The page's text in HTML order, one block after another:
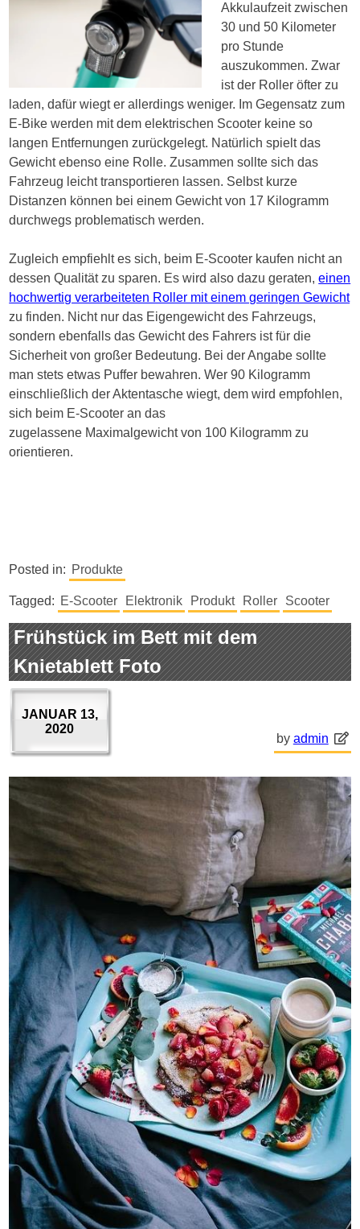
Akkulaufzeit zwischen
30 und 50 Kilometer
pro Stunde
auszukommen. Zwar
ist der Roller öfter zu
laden, dafür wiegt er allerdings weniger. Im Gegensatz zum
E-Bike werden mit dem elektrischen Scooter keine so
langen Entfernungen zurückgelegt. Natürlich spielt das
Gewicht ebenso eine Rolle. Zusammen sollte sich das
Fahrzeug leicht transportieren lassen. Selbst kurze
Distanzen können bei einem Gewicht von 17 Kilogramm
durchwegs problematisch werden.
Zugleich empfiehlt es sich, beim E-Scooter kaufen nicht an
dessen Qualität zu sparen. Es wird also dazu geraten,einen
hochwertig verarbeiteten Roller mit einem geringen Gewicht
zu finden. Nicht nur das Eigengewicht des Fahrzeugs,
sondern ebenfalls das Gewicht des Fahrers ist für die
Sicherheit von großer Bedeutung. Bei der Angabe sollte
man stets etwas Puffer bewahren. Wer 90 Kilogramm
einschließlich der Aktentasche wiegt, dem wird empfohlen,
sich beim E-Scooter an das
zugelassene Maximalgewicht von 100 Kilogramm zu
orientieren.
Posted in: Produkte
Tagged: E-Scooter Elektronik Produkt Roller Scooter
Frühstück im Bett mit dem
Knietablett Foto
JANUAR 13,
2020
by admin